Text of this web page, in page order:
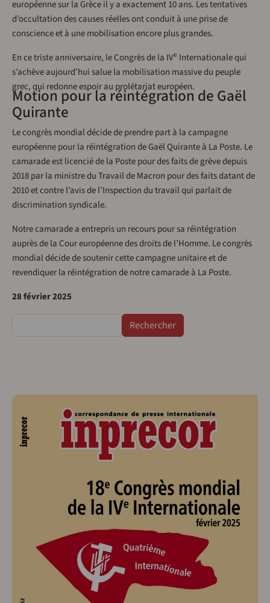
européenne sur la Grèce il y a exactement 10 ans. Les tentatives
d’occultation des causes réelles ont conduit à une prise de
conscience et à une mobilisation encore plus grandes.
En ce triste anniversaire, le Congrès de la IVe Internationale qui
s’achève aujourd’hui salue la mobilisation massive du peuple
grec, qui redonne espoir au prolétariat européen.
Motion pour la réintégration de Gaël
Quirante
Le congrès mondial décide de prendre part à la campagne
européenne pour la réintégration de Gaël Quirante à La Poste. Le
camarade est licencié de la Poste pour des faits de grève depuis
2018 par la ministre du Travail de Macron pour des faits datant de
2010 et contre l’avis de l’Inspection du travail qui parlait de
discrimination syndicale.
Notre camarade a entrepris un recours pour sa réintégration
auprès de la Cour européenne des droits de l’Homme. Le congrès
mondial décide de soutenir cette campagne unitaire et de
revendiquer la réintégration de notre camarade à La Poste.
28 février 2025